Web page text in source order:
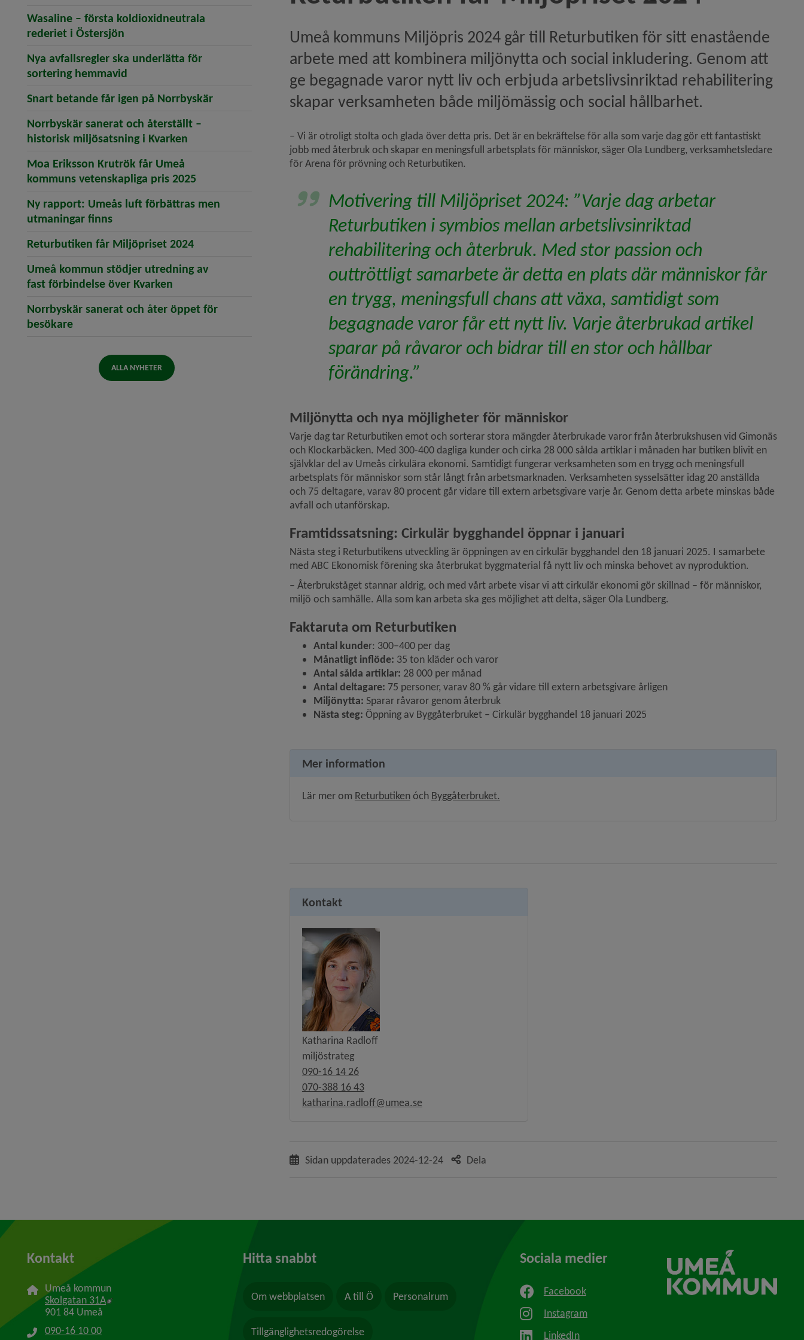
Wasaline – första koldioxidneutrala
rederiet i Östersjön (öppnar artikeln Wasaline – första koldioxidneutrala rederiet i Östersjön)
Nya avfallsregler ska underlätta för
sortering hemmavid (öppnar artikeln Nya avfallsregler ska underlätta för sortering hemmavid)
Snart betande får igen på Norrbyskär(öppnar artikeln Snart betande får igen på Norrbyskär)
Norrbyskär sanerat och återställt –
historisk miljösatsning i Kvarken (öppnar artikeln Norrbyskär sanerat och återställt – historisk miljösatsning i Kvarken)
Moa Eriksson Krutrök får Umeå
kommuns vetenskapliga pris 2025
Ny rapport: Umeås luft förbättras men
utmaningar finns(öppnar artikeln Ny rapport: Umeås luft förbättras men utmaningar finns)
Returbutiken får Miljöpriset 2024(öppnar artikeln Returbutiken får Miljöpriset 2024)
Umeå kommun stödjer utredning av
fast förbindelse över Kvarken (öppnar artikeln Umeå kommun stödjer utredning av fast förbindelse över Kvarken)
Norrbyskär sanerat och åter öppet för
besökare(öppnar artikeln Norrbyskär sanerat och åter öppet för besökare)
ALLA NYHETER
Umeå kommuns Miljöpris 2024 går till Returbutiken för sitt enastående
arbete med att kombinera miljönytta och social inkludering. Genom att
ge begagnade varor nytt liv och erbjuda arbetslivsinriktad rehabilitering
skapar verksamheten både miljömässig och social hållbarhet.
– Vi är otroligt stolta och glada över detta pris. Det är en bekräftelse för alla som varje dag gör ett fantastiskt
jobb med återbruk och skapar en meningsfull arbetsplats för människor, säger Ola Lundberg, verksamhetsledare
för Arena för prövning och Returbutiken.
Motivering till Miljöpriset 2024: ”Varje dag arbetar
Returbutiken i symbios mellan arbetslivsinriktad
rehabilitering och återbruk. Med stor passion och
outtröttligt samarbete är detta en plats där människor får
en trygg, meningsfull chans att växa, samtidigt som
begagnade varor får ett nytt liv. Varje återbrukad artikel
sparar på råvaror och bidrar till en stor och hållbar
förändring.”
Miljönytta och nya möjligheter för människor
Varje dag tar Returbutiken emot och sorterar stora mängder återbrukade varor från återbrukshusen vid Gimonäs
och Klockarbäcken. Med 300-400 dagliga kunder och cirka 28 000 sålda artiklar i månaden har butiken blivit en
självklar del av Umeås cirkulära ekonomi. Samtidigt fungerar verksamheten som en trygg och meningsfull
arbetsplats för människor som står långt från arbetsmarknaden. Verksamheten sysselsätter idag 20 anställda
och 75 deltagare, varav 80 procent går vidare till extern arbetsgivare varje år. Genom detta arbete minskas både
avfall och utanförskap.
Framtidssatsning: Cirkulär bygghandel öppnar i januari
Nästa steg i Returbutikens utveckling är öppningen av en cirkulär bygghandel den 18 januari 2025. I samarbete
med ABC Ekonomisk förening ska återbrukat byggmaterial få nytt liv och minska behovet av nyproduktion.
– Återbrukståget stannar aldrig, och med vårt arbete visar vi att cirkulär ekonomi gör skillnad – för människor,
miljö och samhälle. Alla som kan arbeta ska ges möjlighet att delta, säger Ola Lundberg.
Faktaruta om Returbutiken
Antal kunder: 300–400 per dag
Månatligt inflöde: 35 ton kläder och varor
Antal sålda artiklar: 28 000 per månad
Antal deltagare: 75 personer, varav 80 % går vidare till extern arbetsgivare årligen
Miljönytta: Sparar råvaror genom återbruk
Nästa steg: Öppning av Byggåterbruket – Cirkulär bygghandel 18 januari 2025
Mer information
Lär mer om ReturbutikenÖppnas i nytt fönster.
óch Byggåterbruket.
Kontakt
Katharina Radloff
miljöstrateg
090-16 14 26
070-388 16 43
katharina.radloff@umea.se
Sidan uppdaterades 2024-12-24 Dela
Kontakt
Umeå kommun
Skolgatan 31A Länk till annan webbplats, öppnas i nytt fönster.
901 84 Umeå
090-16 10 00
Hitta snabbt
Om webbplatsen A till Ö Personalrum
Tillgänglighetsredogörelse
Sociala medier
Facebook
Instagram
LinkedIn